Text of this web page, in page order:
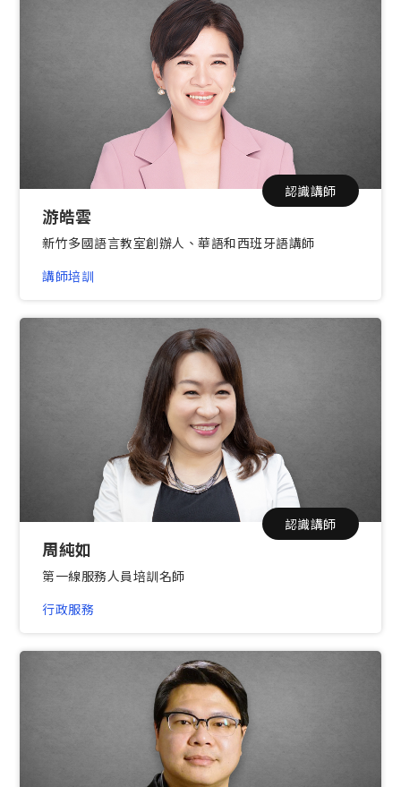
認識講師
游皓雲
新竹多國語言教室創辦人、華語和西班牙語講師
講師培訓
認識講師
周純如
第一線服務人員培訓名師
行政服務